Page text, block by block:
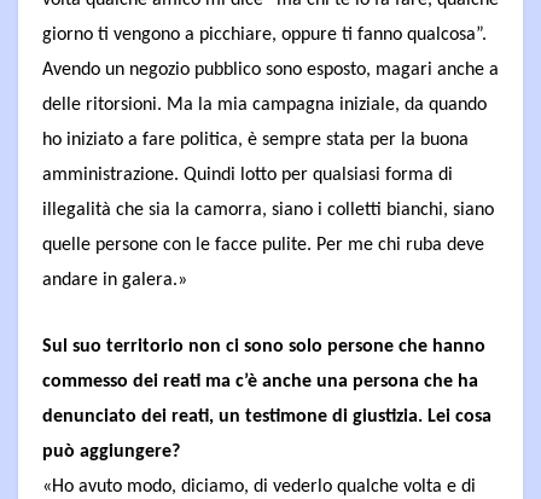
giorno ti vengono a picchiare, oppure ti fanno qualcosa”.
Avendo un negozio pubblico sono esposto, magari anche a
delle ritorsioni. Ma la mia campagna iniziale, da quando
ho iniziato a fare politica, è sempre stata per la buona
amministrazione. Quindi lotto per qualsiasi forma di
illegalità che sia la camorra, siano i colletti bianchi, siano
quelle persone con le facce pulite. Per me chi ruba deve
andare in galera.»
Sul suo territorio non ci sono solo persone che hanno
commesso dei reati ma c’è anche una persona che ha
denunciato dei reati, un testimone di giustizia. Lei cosa
può aggiungere?
«Ho avuto modo, diciamo, di vederlo qualche volta e di